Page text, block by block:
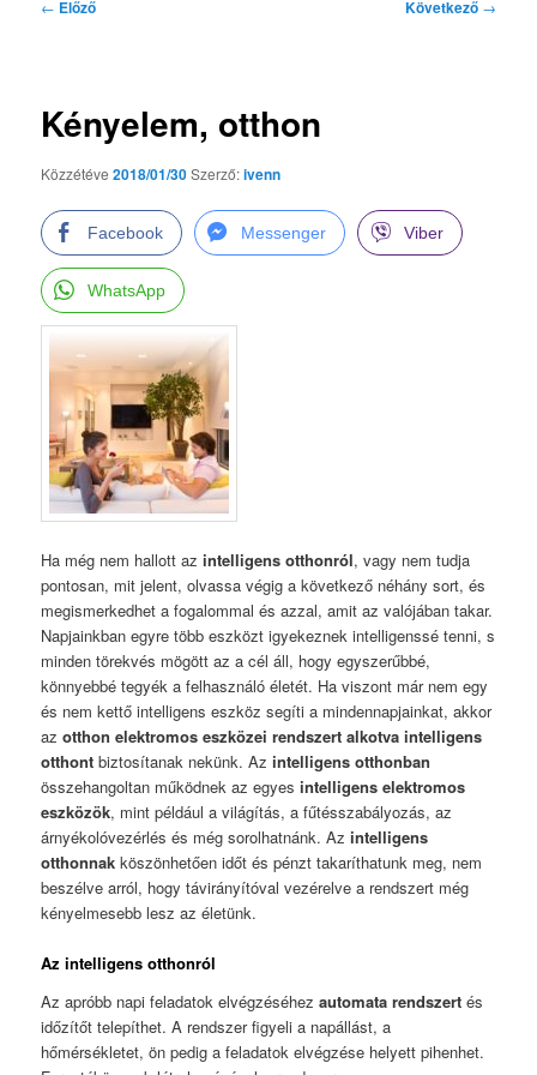
← Előző Következő →
Kényelem, otthon
Közzétéve2018/01/30Szerző:ivenn
Facebook Messenger Viber
WhatsApp
Ha még nem hallott azintelligens otthonról, vagy nem tudja
pontosan, mit jelent, olvassa végig a következő néhány sort, és
megismerkedhet a fogalommal és azzal, amit az valójában takar.
Napjainkban egyre több eszközt igyekeznek intelligenssé tenni, s
minden törekvés mögött az a cél áll, hogy egyszerűbbé,
könnyebbé tegyék a felhasználó életét. Ha viszont már nem egy
és nem kettő intelligens eszköz segíti a mindennapjainkat, akkor
azotthon elektromos eszközei rendszert alkotva intelligens
otthont biztosítanak nekünk. Azintelligens otthonban
összehangoltan működnek az egyesintelligens elektromos
eszközök, mint például a világítás, a fűtésszabályozás, az
árnyékolóvezérlés és még sorolhatnánk. Azintelligens
otthonnak köszönhetően időt és pénzt takaríthatunk meg, nem
beszélve arról, hogy távirányítóval vezérelve a rendszert még
kényelmesebb lesz az életünk.
Az intelligens otthonról
Az apróbb napi feladatok elvégzéséhezautomata rendszert és
időzítőt telepíthet. A rendszer figyeli a napállást, a
hőmérsékletet, ön pedig a feladatok elvégzése helyett pihenhet.